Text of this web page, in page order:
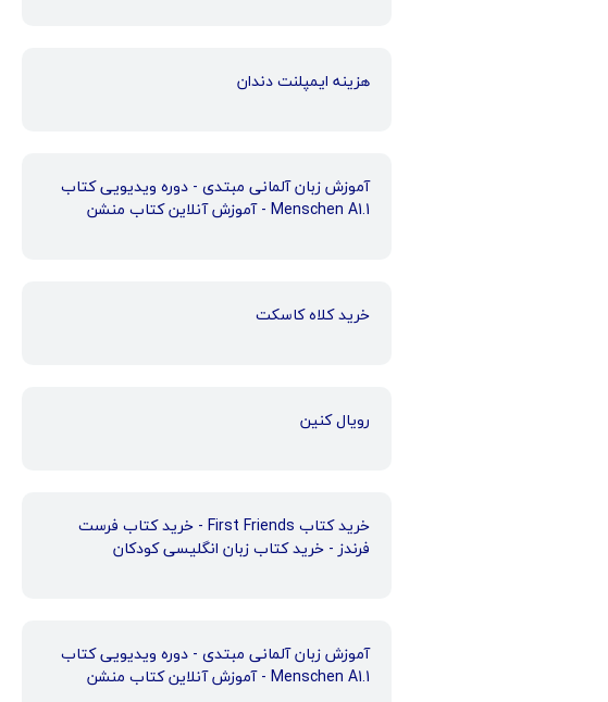
هزینه ایمپلنت دندان
آموزش زبان آلمانی مبتدی - دوره ویدیویی کتاب
Menschen A1.1 - آموزش آنلاین کتاب منشن
خرید کلاه کاسکت
رویال کنین
خرید کتاب First Friends - خرید کتاب فرست
فرندز - خرید کتاب زبان انگلیسی کودکان
آموزش زبان آلمانی مبتدی - دوره ویدیویی کتاب
Menschen A1.1 - آموزش آنلاین کتاب منشن